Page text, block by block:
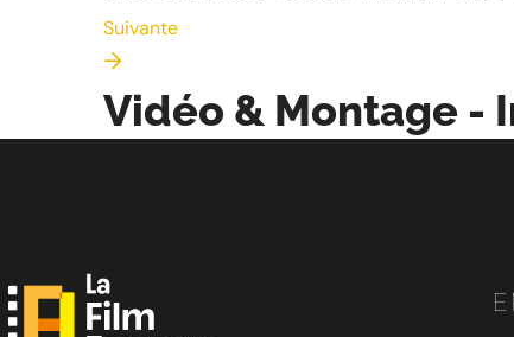
Suivante
Vidéo & Montage -